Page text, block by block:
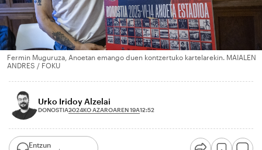
Fermin Muguruza, Anoetan emango duen kontzertuko kartelarekin. MAIALEN
ANDRES / FOKU
Urko Iridoy Alzelai
DONOSTIA2024KO AZAROAREN 19A12:52
Entzun